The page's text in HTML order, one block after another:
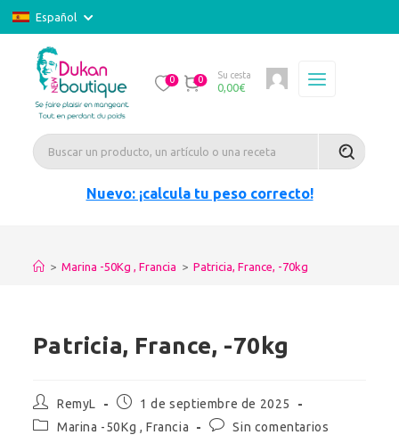
Español
0 0 Su cesta
0,00€
Nuevo: ¡calcula tu peso correcto!
> Marina -50Kg , Francia > Patricia, France, -70kg
Patricia, France, -70kg
RemyL
1 de septiembre de 2025
Marina -50Kg , Francia
Sin comentarios